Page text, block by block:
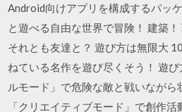
Android向けアプリを構成するパッ
と遊べる自由な世界で冒険！ 建築
それとも友達と？ 遊び方は無限大
ねている名作を遊び尽くそう！ 遊
ルモード」で危険な敵と戦いながら
「クリエイティブモード」で創作